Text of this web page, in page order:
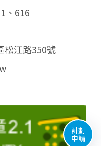
計劃
申請
、616
松江路350號